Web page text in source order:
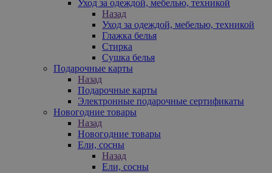
Уход за одеждой, мебелью, техникой
Назад
Уход за одеждой, мебелью, техникой
Глажка белья
Стирка
Сушка белья
Подарочные карты
Назад
Подарочные карты
Электронные подарочные сертификаты
Новогодние товары
Назад
Новогодние товары
Ели, сосны
Назад
Ели, сосны